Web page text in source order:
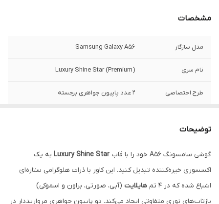
مشخصات
مدل سازگار Samsung Galaxy A56
نام سری Luxury Shine Star (Premium)
طرح اختصاصی ۲ عدد پاپیون جواهری برجسته
متریال بدنه TPU شفاف (ضد ضربه و ضد زردی)
توضیحات
گوشی سامسونگ A56 خود را با قاب Luxury Shine Star به یک
اکسسوری خیره‌کننده تبدیل کنید. این کاور با ذرات هلوگرامی ستاره‌ای
اشباع شده که در ۴ تم
هایلایت (آبی، صورتی، براون و اسموکی)
بازتاب‌های نوری متفاوتی ایجاد می‌کند. دو پاپیون جواهری مرواریددار در